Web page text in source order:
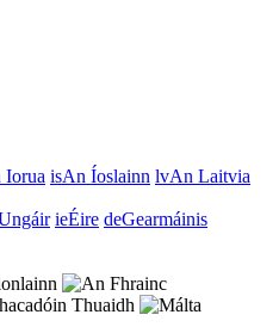
Iorua isAn Íoslainn lvAn Laitvia
ieÉire deGearmáinis